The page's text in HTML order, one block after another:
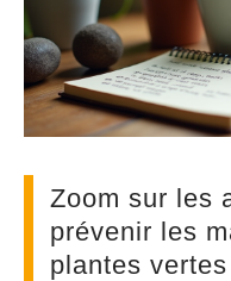
Zoom sur les
prévenir les
plantes vertes